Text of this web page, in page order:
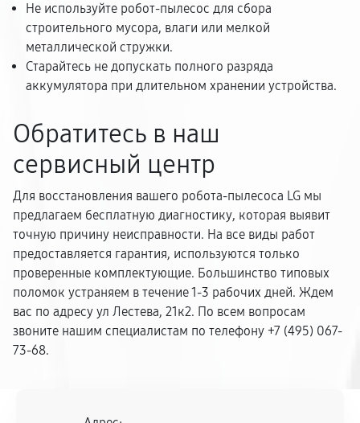
Не используйте робот-пылесос для сбора
строительного мусора, влаги или мелкой
металлической стружки.
Старайтесь не допускать полного разряда
аккумулятора при длительном хранении устройства.
Обратитесь в наш
сервисный центр
Для восстановления вашего робота-пылесоса LG мы
предлагаем бесплатную диагностику, которая выявит
точную причину неисправности. На все виды работ
предоставляется гарантия, используются только
проверенные комплектующие. Большинство типовых
поломок устраняем в течение 1-3 рабочих дней. Ждем
вас по адресу ул Лестева, 21к2. По всем вопросам
звоните нашим специалистам по телефону +7 (495) 067-
73-68.